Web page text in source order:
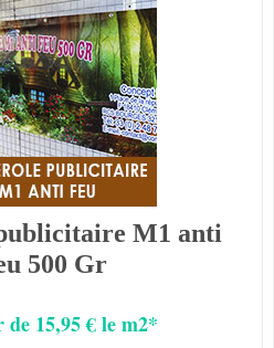
M1 anti
500 Gr
15,95 € le m2*